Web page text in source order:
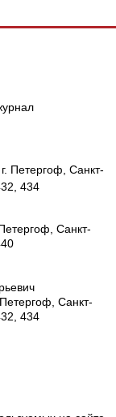
Петергоф, Санкт-
434
Санкт-
Санкт-
434